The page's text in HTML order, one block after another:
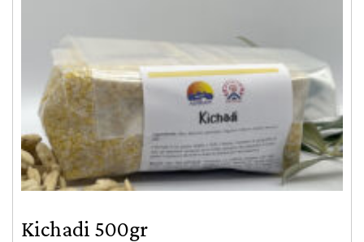
opzioni
possono
essere
scelte
nella
pagina
del
Kichadi 500gr